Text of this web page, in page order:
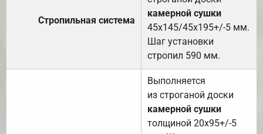
Стропильная система
камерной сушки
45х145/45х195+/-5 мм.
Шаг установки
стропил 590 мм.
Выполняется
из строганой доски
камерной сушки
толщиной 20х95+/-5